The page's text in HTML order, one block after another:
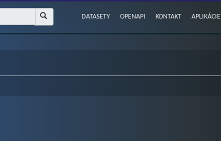
DATASETY OPENAPI KONTAKT APLIKÁCIE